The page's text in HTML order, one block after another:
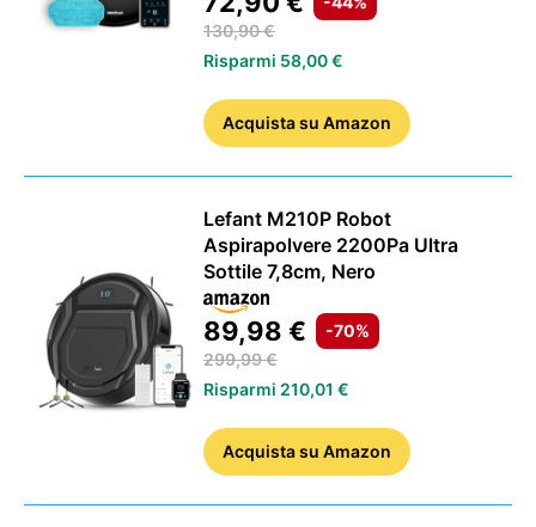
130,90 €
Risparmi 58,00 €
Acquistasu Amazon
Lefant M210P Robot
Aspirapolvere 2200Pa Ultra
Sottile 7,8cm, Nero
89,98 €
-70%
299,99 €
Risparmi 210,01 €
Acquistasu Amazon